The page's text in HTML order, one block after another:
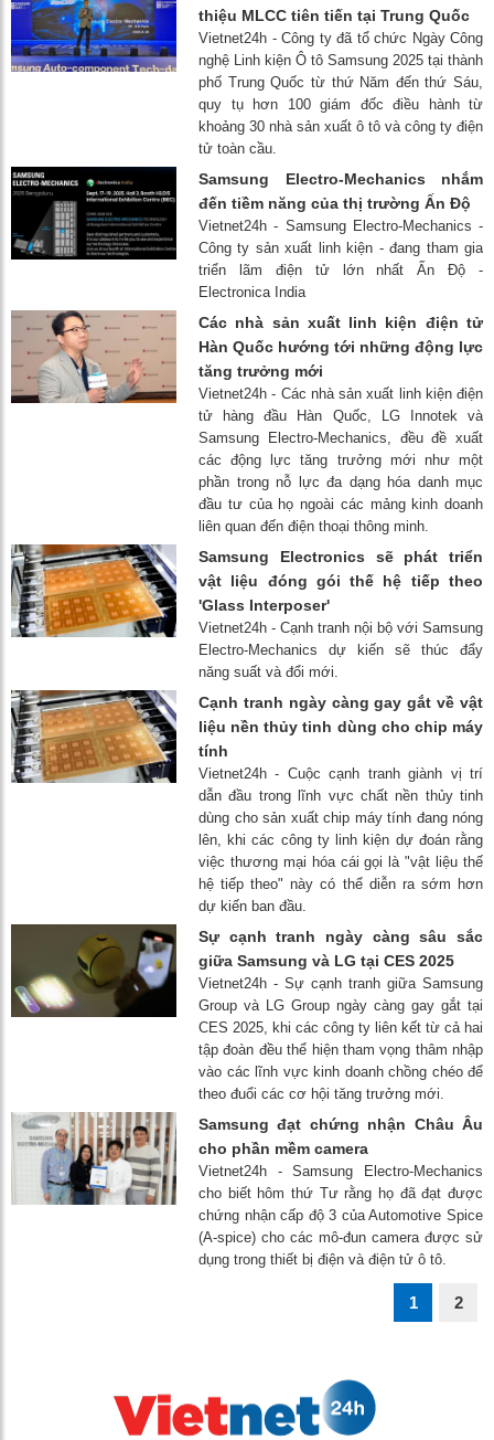
thiệu MLCC tiên tiến tại Trung Quốc
Vietnet24h - Công ty đã tổ chức Ngày Công
nghệ Linh kiện Ô tô Samsung 2025 tại thành
phố Trung Quốc từ thứ Năm đến thứ Sáu,
quy tụ hơn 100 giám đốc điều hành từ
khoảng 30 nhà sản xuất ô tô và công ty điện
tử toàn cầu.
Samsung Electro-Mechanics nhắm
đến tiềm năng của thị trường Ấn Độ
Vietnet24h - Samsung Electro-Mechanics -
Công ty sản xuất linh kiện - đang tham gia
triển lãm điện tử lớn nhất Ấn Độ -
Electronica India
Các nhà sản xuất linh kiện điện tử
Hàn Quốc hướng tới những động lực
tăng trưởng mới
Vietnet24h - Các nhà sản xuất linh kiện điện
tử hàng đầu Hàn Quốc, LG Innotek và
Samsung Electro-Mechanics, đều đề xuất
các động lực tăng trưởng mới như một
phần trong nỗ lực đa dạng hóa danh mục
đầu tư của họ ngoài các mảng kinh doanh
liên quan đến điện thoại thông minh.
Samsung Electronics sẽ phát triển
vật liệu đóng gói thế hệ tiếp theo
'Glass Interposer'
Vietnet24h - Cạnh tranh nội bộ với Samsung
Electro-Mechanics dự kiến ​​sẽ thúc đẩy
năng suất và đổi mới.
Cạnh tranh ngày càng gay gắt về vật
liệu nền thủy tinh dùng cho chip máy
tính
Vietnet24h - Cuộc cạnh tranh giành vị trí
dẫn đầu trong lĩnh vực chất nền thủy tinh
dùng cho sản xuất chip máy tính đang nóng
lên, khi các công ty linh kiện dự đoán rằng
việc thương mại hóa cái gọi là "vật liệu thế
hệ tiếp theo" này có thể diễn ra sớm hơn
dự kiến ​​ban đầu.
Sự cạnh tranh ngày càng sâu sắc
giữa Samsung và LG tại CES 2025
Vietnet24h - Sự cạnh tranh giữa Samsung
Group và LG Group ngày càng gay gắt tại
CES 2025, khi các công ty liên kết từ cả hai
tập đoàn đều thể hiện tham vọng thâm nhập
vào các lĩnh vực kinh doanh chồng chéo để
theo đuổi các cơ hội tăng trưởng mới.
Samsung đạt chứng nhận Châu Âu
cho phần mềm camera
Vietnet24h - Samsung Electro-Mechanics
cho biết hôm thứ Tư rằng họ đã đạt được
chứng nhận cấp độ 3 của Automotive Spice
(A-spice) cho các mô-đun camera được sử
dụng trong thiết bị điện và điện tử ô tô.
1 2